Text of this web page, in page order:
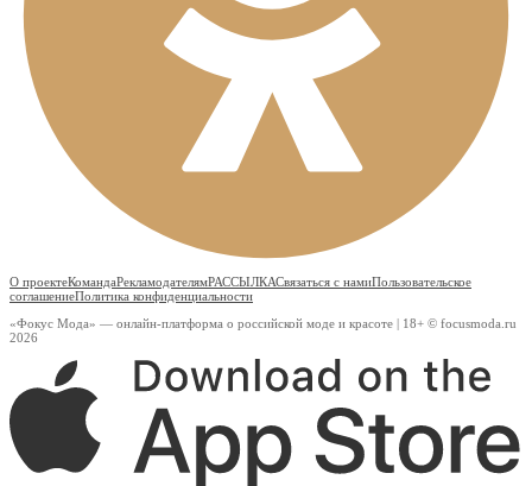
О проектеКомандаРекламодателямРАССЫЛКАСвязаться с намиПользовательское
соглашениеПолитика конфиденциальности
«Фокус Мода» — онлайн-платформа о российской моде и красоте | 18+ © focusmoda.ru
2026